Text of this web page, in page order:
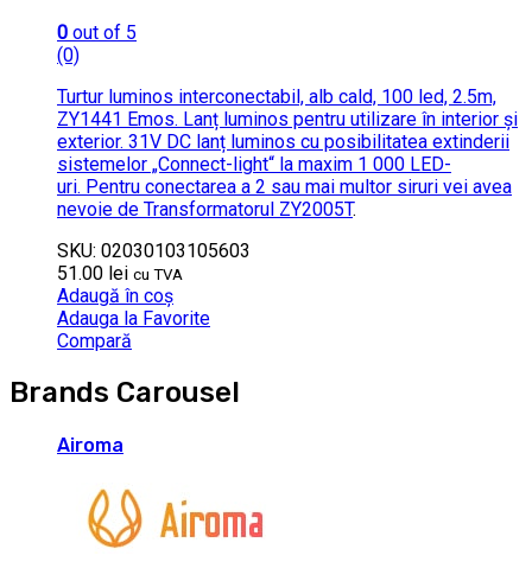
0 out of 5
(0)
Turtur luminos interconectabil, alb cald, 100 led, 2.5m,
ZY1441 Emos. Lanț luminos pentru utilizare în interior și
exterior. 31V DC lanț luminos cu posibilitatea extinderii
sistemelor „Connect-light“ la maxim 1 000 LED-
uri. Pentru conectarea a 2 sau mai multor siruri vei avea
nevoie de Transformatorul ZY2005T.
SKU: 02030103105603
51.00 lei cu TVA
Adaugă în coș
Adauga la Favorite
Compară
Brands Carousel
Airoma